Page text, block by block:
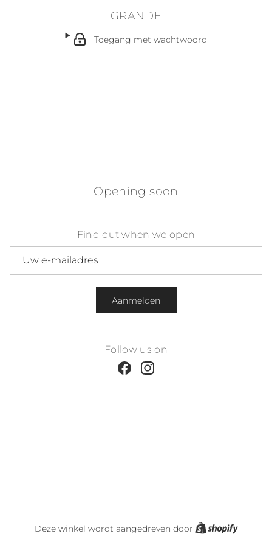
GRANDE
Toegang met wachtwoord
Opening soon
Find out when we open
Aanmelden
Follow us on
FacebookInstagram
Deze winkel wordt aangedreven door Shopify